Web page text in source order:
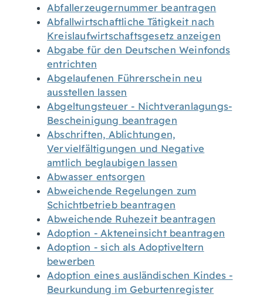
Abfallerzeugernummer beantragen
Abfallwirtschaftliche Tätigkeit nach
Kreislaufwirtschaftsgesetz anzeigen
Abgabe für den Deutschen Weinfonds
entrichten
Abgelaufenen Führerschein neu
ausstellen lassen
Abgeltungsteuer - Nichtveranlagungs-
Bescheinigung beantragen
Abschriften, Ablichtungen,
Vervielfältigungen und Negative
amtlich beglaubigen lassen
Abwasser entsorgen
Abweichende Regelungen zum
Schichtbetrieb beantragen
Abweichende Ruhezeit beantragen
Adoption - Akteneinsicht beantragen
Adoption - sich als Adoptiveltern
bewerben
Adoption eines ausländischen Kindes -
Beurkundung im Geburtenregister